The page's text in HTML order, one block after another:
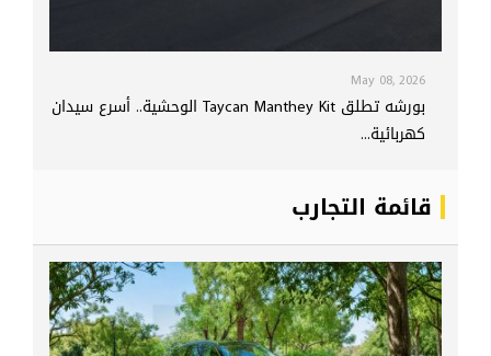
May 08, 2026
بورشه تطلق Taycan Manthey Kit الوحشية.. أسرع سيدان
كهربائية...
قائمة التجارب